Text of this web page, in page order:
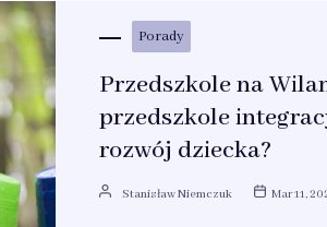
Porady
Przedszkole na
przedszkole
rozwój dziecka?
Stanisław Niemczuk Mar 11,